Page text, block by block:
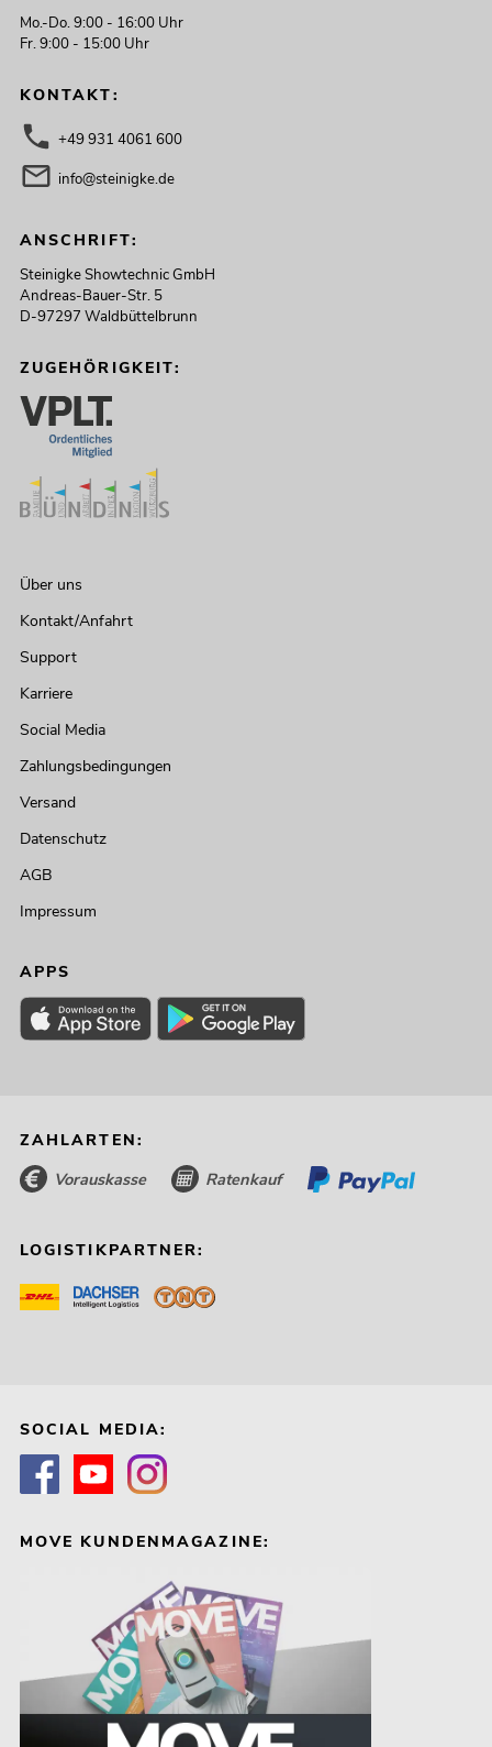
Mo.-Do. 9:00 - 16:00 Uhr
Fr. 9:00 - 15:00 Uhr
KONTAKT:
+49 931 4061 600
info@steinigke.de
ANSCHRIFT:
Steinigke Showtechnic GmbH
Andreas-Bauer-Str. 5
D-97297 Waldbüttelbrunn
ZUGEHÖRIGKEIT:
Über uns
Kontakt/Anfahrt
Support
Karriere
Social Media
Zahlungsbedingungen
Versand
Datenschutz
AGB
Impressum
APPS
ZAHLARTEN:
Vorauskasse Ratenkauf
LOGISTIKPARTNER:
SOCIAL MEDIA:
MOVE KUNDENMAGAZINE: